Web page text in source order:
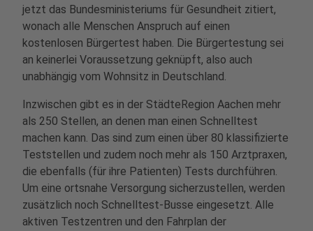
jetzt das Bundesministeriums für Gesundheit zitiert,
wonach alle Menschen Anspruch auf einen
kostenlosen Bürgertest haben. Die Bürgertestung sei
an keinerlei Voraussetzung geknüpft, also auch
unabhängig vom Wohnsitz in Deutschland.
Inzwischen gibt es in der StädteRegion Aachen mehr
als 250 Stellen, an denen man einen Schnelltest
machen kann. Das sind zum einen über 80 klassifizierte
Teststellen und zudem noch mehr als 150 Arztpraxen,
die ebenfalls (für ihre Patienten) Tests durchführen.
Um eine ortsnahe Versorgung sicherzustellen, werden
zusätzlich noch Schnelltest-Busse eingesetzt. Alle
aktiven Testzentren und den Fahrplan der